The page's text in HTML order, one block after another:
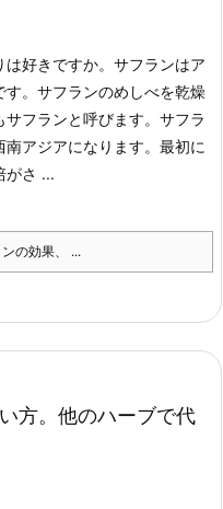
好きですか。 サフランはア
。 サフランのめしべを乾燥
フランと呼びます。 サフラ
アジアになります。 最初に
がさ ...
の効果、 ...
方。他のハーブで代